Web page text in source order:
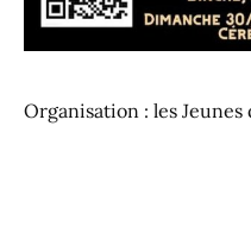
Organisation : les Jeunes